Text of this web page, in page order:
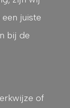
juiste
bij de
of